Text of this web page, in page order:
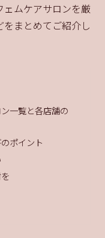
ムケアサロンを厳
まとめてご紹介し
一覧と各店舗の
ポイント